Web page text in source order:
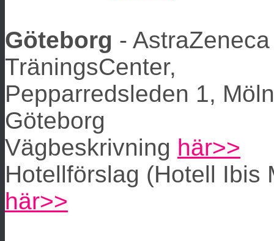
Göteborg - AstraZeneca
TräningsCenter,
Pepparredsleden 1,
Göteborg
Vägbeskrivning här>>
Hotellförslag (Hotell Ibis
här>>